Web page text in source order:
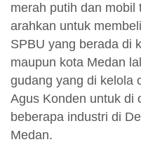
merah putih dan mobil
arahkan untuk
SPBU yang berada di
maupun kota Medan
gudang yang di kelola
Agus Konden untuk di
beberapa industri di
Medan.